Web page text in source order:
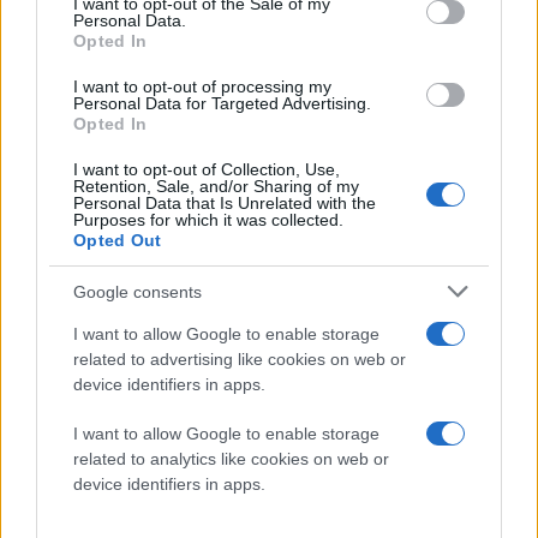
Personal Data.
Opted In
I want to opt-out of processing my
Personal Data for Targeted Advertising.
Opted In
I want to opt-out of Collection, Use,
Retention, Sale, and/or Sharing of my
Personal Data that Is Unrelated with the
Purposes for which it was collected.
Opted Out
Google consents
I want to allow Google to enable storage
related to advertising like cookies on web or
device identifiers in apps.
I want to allow Google to enable storage
related to analytics like cookies on web or
device identifiers in apps.
για απόπειρα
υπονόμευσης του
Υπάρχει έντονη
αντιπαράθεση για την
ηγεσία του, ύστερα από
την κατάρρευση της
πρότασής του να
αντλήσει περίπου 4,2
δισεκατομμύρια δολάρια
πριν 2 ώρες